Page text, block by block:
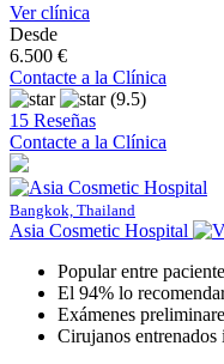
Ver clínica
Desde
6.500 €
Contacte a la Clínica
(9.5)
15 Reseñas
Contacte a la Clínica
Bangkok, Thailand
Asia Cosmetic Hospital
Popular entre
El 94% lo
Exámenes
Cirujanos entrenados